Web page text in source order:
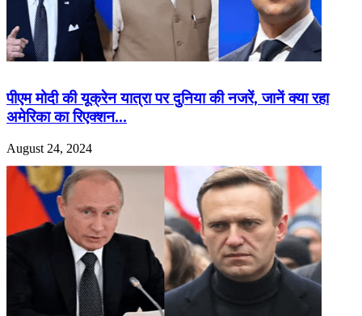
पीएम मोदी की यूक्रेन यात्रा पर दुनिया की नजरें, जानें क्या रहा
अमेरिका का रिएक्शन…
August 24, 2024